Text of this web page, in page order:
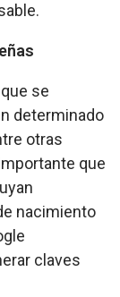
se
determinado
otras
que
nacimiento
claves